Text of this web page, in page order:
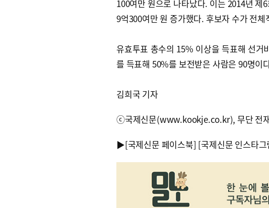
100여만 원으로 나타났다. 이는 2014년 제
9억300여만 원 증가했다. 후보자 수가 전
유효투표 총수의 15% 이상을 득표해 선
를 득표해 50%를 보전받은 사람은 90명이
김희국 기자
ⓒ국제신문(www.kookje.co.kr), 무단 전
▶[국제신문 페이스북] [국제신문 인스타그